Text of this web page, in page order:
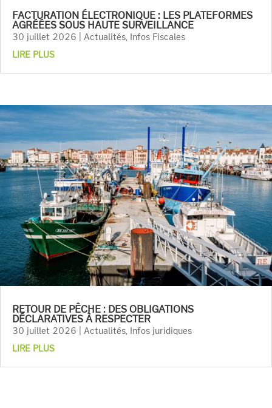
FACTURATION ÉLECTRONIQUE : LES PLATEFORMES
AGRÉÉES SOUS HAUTE SURVEILLANCE
30 juillet 2026 Actualités
Infos Fiscales
LIRE PLUS
RETOUR DE PÊCHE : DES OBLIGATIONS
DÉCLARATIVES À RESPECTER
30 juillet 2026 Actualités
Infos juridiques
LIRE PLUS